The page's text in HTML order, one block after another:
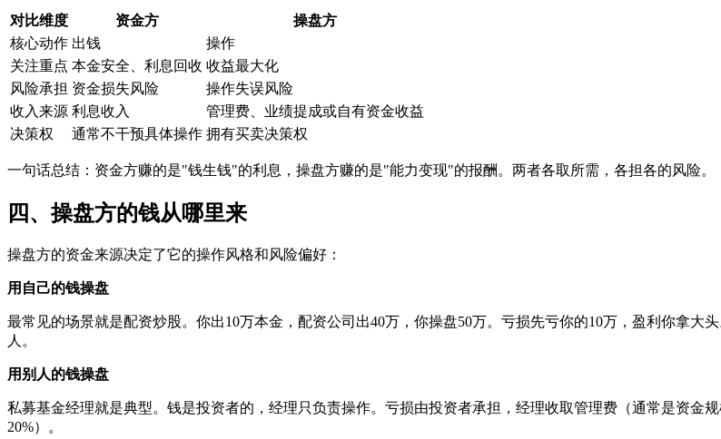
对比维度 资金方
操盘方
核心动作 出钱
操作
关注重点 本金安全、利息回收 收益最大化
风险承担 资金损失风险
操作失误风险
收入来源 利息收入
管理费、业绩提成或自有资金收益
决策权
通常不干预具体操作 拥有买卖决策权
一句话总结：资金方赚的是"钱生钱"的利息，操盘方赚的是"能力变现"的报酬。两者各取所需，各担各的风险。
四、操盘方的钱从哪里来
操盘方的资金来源决定了它的操作风格和风险偏好：
用自己的钱操盘
最常见的场景就是配资炒股。你出10万本金，配资公司出40万，你操盘50万。亏损先亏你的10万，盈利你拿大
人。
用别人的钱操盘
私募基金经理就是典型。钱是投资者的，经理只负责操作。亏损由投资者承担，经理收取管理费（通常是资金
20%）。